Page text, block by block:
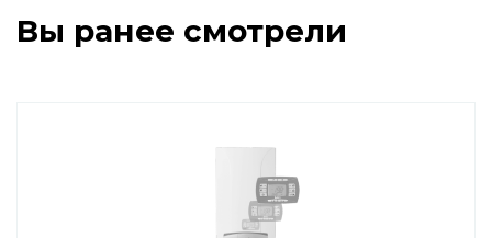
Mizudo
Вы ранее смотрели